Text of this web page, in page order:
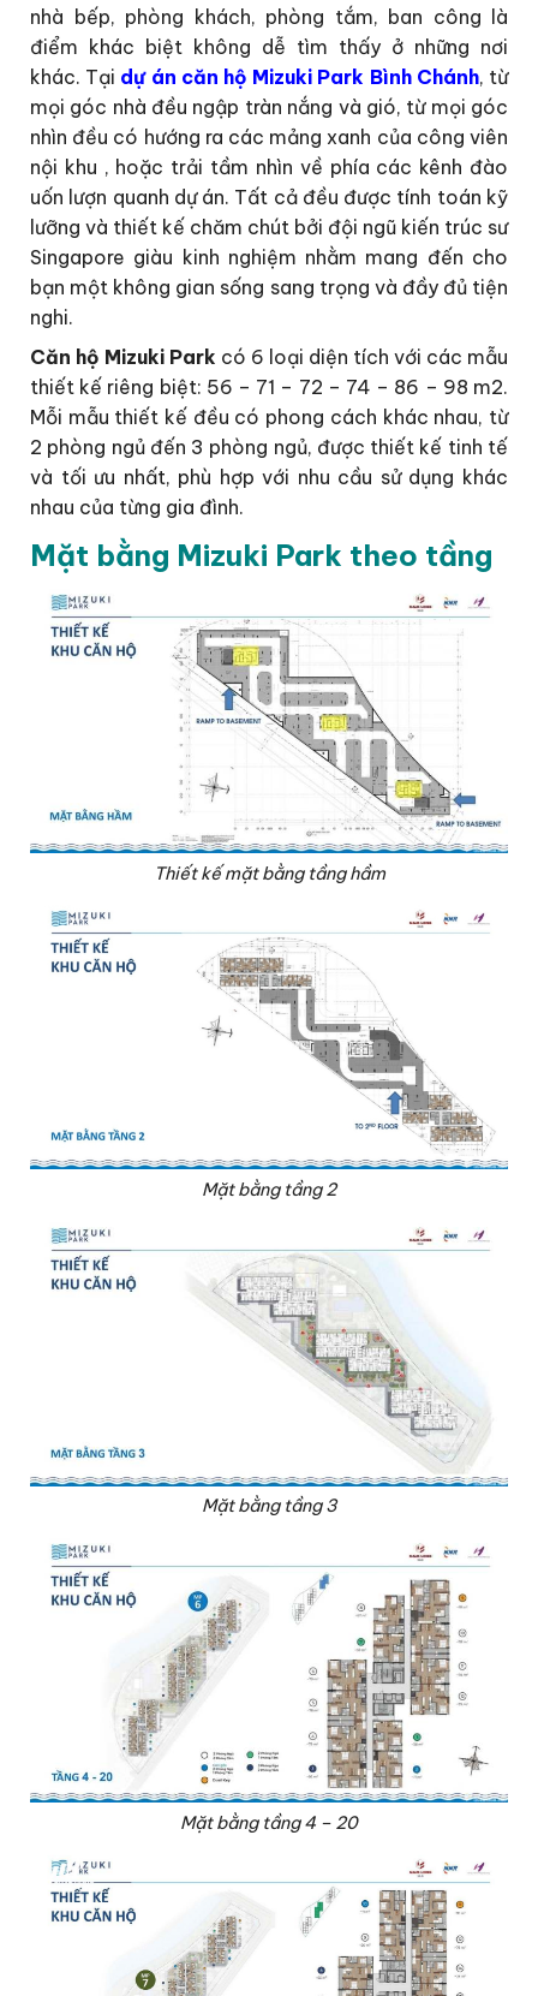
nhà bếp, phòng khách, phòng tắm, ban công là
điểm khác biệt không dễ tìm thấy ở những nơi
khác. Tại dự án căn hộ Mizuki Park Bình Chánh, từ
mọi góc nhà đều ngập tràn nắng và gió, từ mọi góc
nhìn đều có hướng ra các mảng xanh của công viên
nội khu , hoặc trải tầm nhìn về phía các kênh đào
uốn lượn quanh dự án. Tất cả đều được tính toán kỹ
lưỡng và thiết kế chăm chút bởi đội ngũ kiến trúc sư
Singapore giàu kinh nghiệm nhằm mang đến cho
bạn một không gian sống sang trọng và đầy đủ tiện
nghi.
Căn hộ Mizuki Park có 6 loại diện tích với các mẫu
thiết kế riêng biệt: 56 – 71 – 72 – 74 – 86 – 98 m2.
Mỗi mẫu thiết kế đều có phong cách khác nhau, từ
2 phòng ngủ đến 3 phòng ngủ, được thiết kế tinh tế
và tối ưu nhất, phù hợp với nhu cầu sử dụng khác
nhau của từng gia đình.
Mặt bằng Mizuki Park theo tầng
Thiết kế mặt bằng tầng hầm
Mặt bằng tầng 2
Mặt bằng tầng 3
Mặt bằng tầng 4 – 20